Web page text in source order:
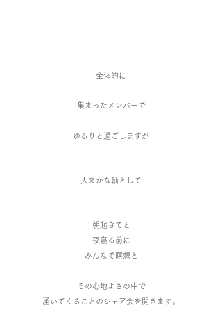
全体的に
集まったメンバーで
ゆるりと過ごしますが
大まかな軸として
朝起きてと
夜寝る前に
みんなで瞑想と
その心地よさの中で
湧いてくることのシェア会を開きます。